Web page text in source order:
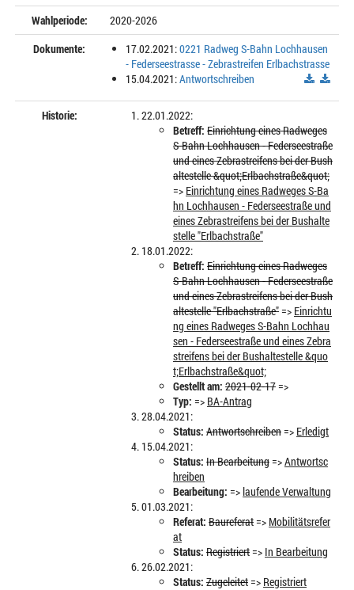
Wahlperiode:
2020-2026
Dokumente:
17.02.2021:0221 Radweg S-Bahn Lochhausen
- Federseestrasse - Zebrastreifen Erlbachstrasse
15.04.2021:Antwortschreiben
Historie:
22.01.2022:
Betreff: Einrichtung eines Radweges
S-Bahn Lochhausen - Federseestraße
und eines Zebrastreifens bei der Bush
altestelle &quot;Erlbachstraße&quot;
=> Einrichtung eines Radweges S-Ba
hn Lochhausen - Federseestraße und
eines Zebrastreifens bei der Bushalte
stelle "Erlbachstraße"
18.01.2022:
Betreff: Einrichtung eines Radweges
S-Bahn Lochhausen - Federseestraße
und eines Zebrastreifens bei der Bush
altestelle "Erlbachstraße"=> Einrichtu
ng eines Radweges S-Bahn Lochhau
sen - Federseestraße und eines Zebra
streifens bei der Bushaltestelle &quo
t;Erlbachstraße&quot;
Gestellt am: 2021-02-17=>
Typ: => BA-Antrag
28.04.2021:
Status: Antwortschreiben=> Erledigt
15.04.2021:
Status: In Bearbeitung=>Antwortsc
hreiben
Bearbeitung: =>laufende Verwaltung
01.03.2021:
Referat: Baureferat=> Mobilitätsrefer
at
Status: Registriert=> In Bearbeitung
26.02.2021:
Status: Zugeleitet=> Registriert